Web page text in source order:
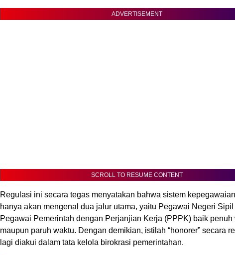
ADVERTISEMENT
SCROLL TO RESUME CONTENT
Regulasi ini secara tegas menyatakan bahwa sistem
hanya akan mengenal dua jalur utama, yaitu Pegawai Negeri
Pegawai Pemerintah dengan Perjanjian Kerja (PPPK) baik penuh
maupun paruh waktu. Dengan demikian, istilah “honorer” secara
lagi diakui dalam tata kelola birokrasi pemerintahan.